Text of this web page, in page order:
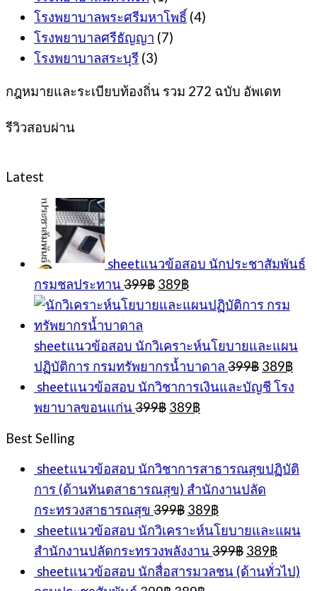
โรงพยาบาลพระศรีมหาโพธิ์ (4)
โรงพยาบาลศรีธัญญา (7)
โรงพยาบาลสระบุรี (3)
กฎหมายและระเบียบท้องถิ่น รวม 272 ฉบับ อัพเดท
รีวิวสอบผ่าน
Latest
sheetแนวข้อสอบ นักประชาสัมพันธ์
กรมชลประทาน 399฿ Original
was:
389฿Current
price
is:
sheetแนวข้อสอบ นักวิเคราะห์นโยบายและแผน
ปฏิบัติการ กรมทรัพยากรน้ำบาดาล 399฿ Original
price
was:
389฿
is:
sheetแนวข้อสอบ นักวิชาการเงินและบัญชี โรง
พยาบาลขอนแก่น 399฿ Original
389฿Current
Best Selling
sheetแนวข้อสอบ นักวิชาการสาธารณสุขปฏิบัติ
การ (ด้านทันตสาธารณสุข) สำนักงานปลัด
กระทรวงสาธารณสุข 399฿ Original
price
was:
399฿.
389฿Current
price
is:
389฿.
sheetแนวข้อสอบ นักวิเคราะห์นโยบายและแผน
สำนักงานปลัดกระทรวงพลังงาน 399฿ Original
price
was:
389฿
price
is:
sheetแนวข้อสอบ นักสื่อสารมวลชน (ด้านทั่วไป)